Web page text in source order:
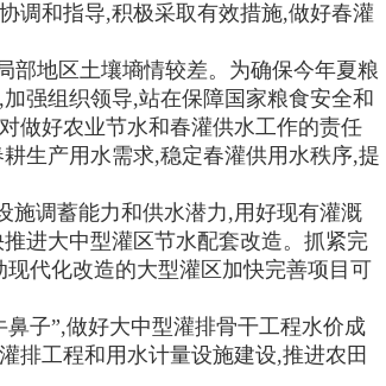
调和指导,积极采取有效措施,做好春灌
部地区土壤墒情较差。为确保今年夏粮
强组织领导,站在保障国家粮食安全和
做好农业节水和春灌供水工作的责任
生产用水需求,稳定春灌供用水秩序,提
施调蓄能力和供水潜力,用好现有灌溉
进大中型灌区节水配套改造。抓紧完
代化改造的大型灌区加快完善项目可
子”,做好大中型灌排骨干工程水价成
排工程和用水计量设施建设,推进农田